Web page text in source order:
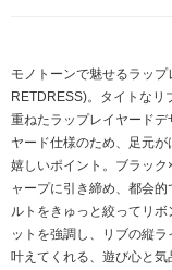
モノトーンで魅せるラッ
RETDRESS)。タイトなリ
重ねたラップレイヤード
ヤード仕様のため、足元
嬉しいポイント。ブラッ
ャープに引き締め、都会
ルトをきゅっと絞ってリ
ットを強調し、リブの縦
叶えてくれる、遊び心と